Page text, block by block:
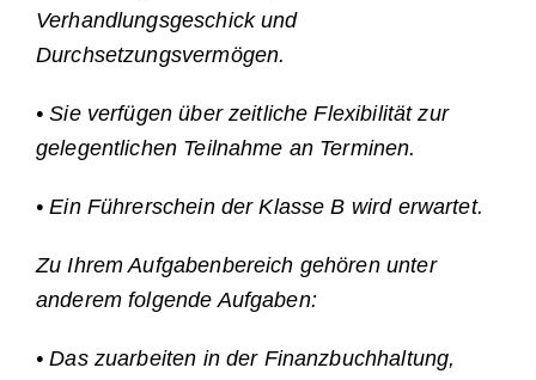
Verhandlungsgeschick und
Durchsetzungsvermögen.
• Sie verfügen über zeitliche Flexibilität zur
gelegentlichen Teilnahme an Terminen.
• Ein Führerschein der Klasse B wird erwartet.
Zu Ihrem Aufgabenbereich gehören unter
anderem folgende Aufgaben:
• Das zuarbeiten in der Finanzbuchhaltung,